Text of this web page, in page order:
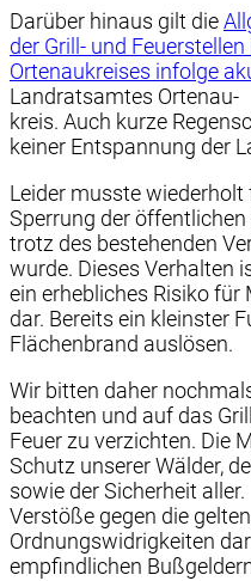
Darüber hinaus gilt die
der Grill- und
Ortenaukreises infolge
Landratsamtes Ortenau-
kreis. Auch kurze
keiner Entspannung der
Leider musste
Sperrung der
trotz des bestehenden
wurde. Dieses Verhalten
ein erhebliches Risiko
dar. Bereits ein kleinster
Flächenbrand auslösen.
Wir bitten daher
beachten und auf das
Feuer zu verzichten. Die
Schutz unserer Wälder,
sowie der Sicherheit aller.
Verstöße gegen die
Ordnungswidrigkeiten
empfindlichen